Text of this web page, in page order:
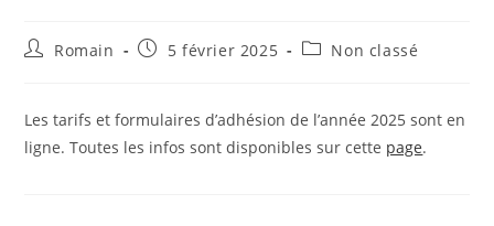
Auteur/autrice
publication :
Romain
Publication
5 février 2025
PostNon classé
Les tarifs et formulaires d’adhésion de l’année 2025 sont en
ligne. Toutes les infos sont disponibles sur cette page.